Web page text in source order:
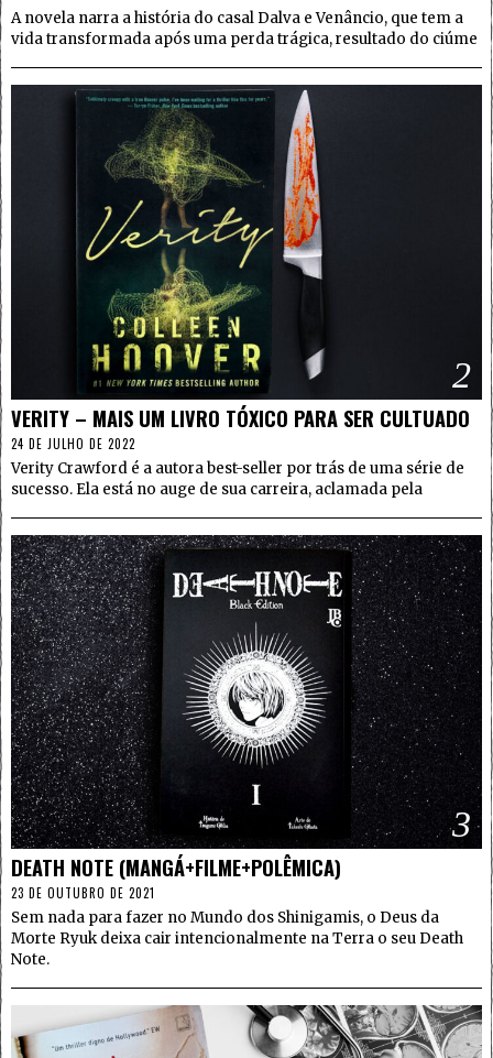
A novela narra a história do casal Dalva e Venâncio, que tem a
vida transformada após uma perda trágica, resultado do ciúme
2
VERITY – MAIS UM LIVRO TÓXICO PARA SER CULTUADO
24 DE JULHO DE 2022
Verity Crawford é a autora best-seller por trás de uma série de
sucesso. Ela está no auge de sua carreira, aclamada pela
3
DEATH NOTE (MANGÁ+FILME+POLÊMICA)
23 DE OUTUBRO DE 2021
Sem nada para fazer no Mundo dos Shinigamis, o Deus da
Morte Ryuk deixa cair intencionalmente na Terra o seu Death
Note.